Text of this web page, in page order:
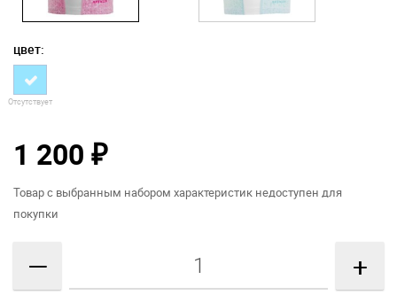
цвет:
Отсутствует
1 200 ₽
Товар с выбранным набором характеристик недоступен для
покупки
— +